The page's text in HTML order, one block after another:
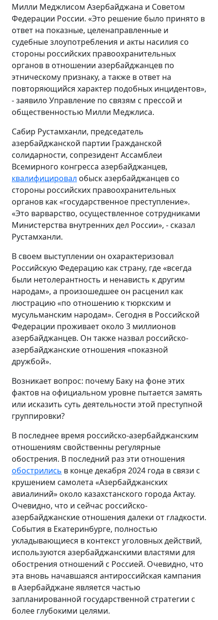
Милли Меджлисом Азербайджана и Советом
Федерации России. «Это решение было принято в
ответ на показные, целенаправленные и
судебные злоупотребления и акты насилия со
стороны российских правоохранительных
органов в отношении азербайджанцев по
этническому признаку, а также в ответ на
повторяющийся характер подобных инцидентов»,
- заявило Управление по связям с прессой и
общественностью Милли Меджлиса.
Сабир Рустамханли, председатель
азербайджанской партии Гражданской
солидарности, сопрезидент Ассамблеи
Всемирного конгресса азербайджанцев,
квалифицировал обыск азербайджанцев со
стороны российских правоохранительных
органов как «государственное преступление».
«Это варварство, осуществленное сотрудниками
Министерства внутренних дел России», - сказал
Рустамханли.
В своем выступлении он охарактеризовал
Российскую Федерацию как страну, где «всегда
были нетолерантность и ненависть к другим
народам», а произошедшее он расценил как
люстрацию «по отношению к тюркским и
мусульманским народам». Сегодня в Российской
Федерации проживает около 3 миллионов
азербайджанцев. Он также назвал российско-
азербайджанские отношения «показной
дружбой».
Возникает вопрос: почему Баку на фоне этих
фактов на официальном уровне пытается замять
или исказить суть деятельности этой преступной
группировки?
В последнее время российско-азербайджанским
отношениям свойственны регулярные
обострения. В последний раз эти отношения
обострились в конце декабря 2024 года в связи с
крушением самолета «Азербайджанских
авиалиний» около казахстанского города Актау.
Очевидно, что и сейчас российско-
азербайджанские отношения далеки от гладкости.
События в Екатеринбурге, полностью
укладывающиеся в контекст уголовных действий,
используются азербайджанскими властями для
обострения отношений с Россией. Очевидно, что
эта вновь начавшаяся антироссийская кампания
в Азербайджане является частью
запланированной государственной стратегии с
более глубокими целями.